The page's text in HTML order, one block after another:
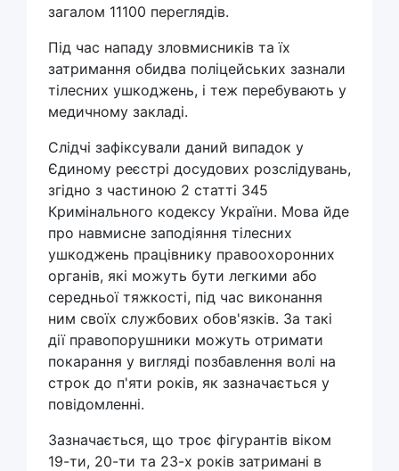
загалом 11100 переглядів.
Під час нападу зловмисників та їх
затримання обидва поліцейських зазнали
тілесних ушкоджень, і теж перебувають у
медичному закладі.
Слідчі зафіксували даний випадок у
Єдиному реєстрі досудових розслідувань,
згідно з частиною 2 статті 345
Кримінального кодексу України. Мова йде
про навмисне заподіяння тілесних
ушкоджень працівнику правоохоронних
органів, які можуть бути легкими або
середньої тяжкості, під час виконання
ним своїх службових обов'язків. За такі
дії правопорушники можуть отримати
покарання у вигляді позбавлення волі на
строк до п'яти років, як зазначається у
повідомленні.
Зазначається, що троє фігурантів віком
19-ти, 20-ти та 23-х років затримані в